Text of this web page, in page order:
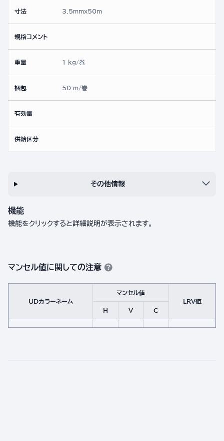
寸法 3.5mmx50ｍ
規格コメント
重量 1 kg/巻
梱包 50 m/巻
有効量
供給区分
その他情報
機能
機能をクリックすると詳細説明が表示されます。
マンセル値に関しての注意
UDカラーネーム
マンセル値
LRV値
H
V C